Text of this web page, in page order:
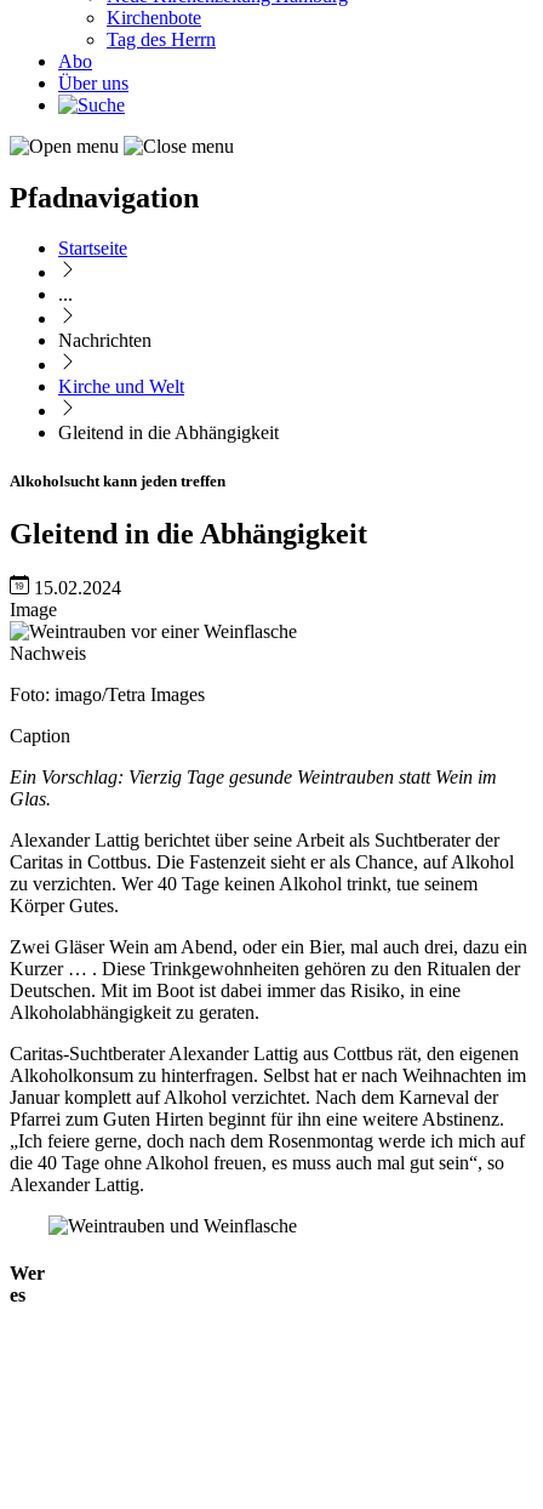
Kirchenbote
Tag des Herrn
Abo
Über uns
Pfadnavigation
Startseite
...
Nachrichten
Kirche und Welt
Gleitend in die Abhängigkeit
Alkoholsucht kann jeden treffen
Gleitend in die Abhängigkeit
15.02.2024
Image
Nachweis
Foto: imago/Tetra Images
Caption
Ein Vorschlag: Vierzig Tage gesunde Weintrauben statt Wein im
Glas.
Alexander Lattig berichtet über seine Arbeit als Suchtberater der
Caritas in Cottbus. Die Fastenzeit sieht er als Chance, auf Alkohol
zu verzichten. Wer 40 Tage keinen Alkohol trinkt, tue seinem
Körper Gutes.
Zwei Gläser Wein am Abend, oder ein Bier, mal auch drei, dazu ein
Kurzer … . Diese Trinkgewohnheiten gehören zu den Ritualen der
Deutschen. Mit im Boot ist dabei immer das Risiko, in eine
Alkoholabhängigkeit zu geraten.
Caritas-Suchtberater Alexander Lattig aus Cottbus rät, den eigenen
Alkoholkonsum zu hinterfragen. Selbst hat er nach Weihnachten im
Januar komplett auf Alkohol verzichtet. Nach dem Karneval der
Pfarrei zum Guten Hirten beginnt für ihn eine weitere Abstinenz.
„Ich feiere gerne, doch nach dem Rosenmontag werde ich mich auf
die 40 Tage ohne Alkohol freuen, es muss auch mal gut sein“, so
Alexander Lattig.
Wer
es